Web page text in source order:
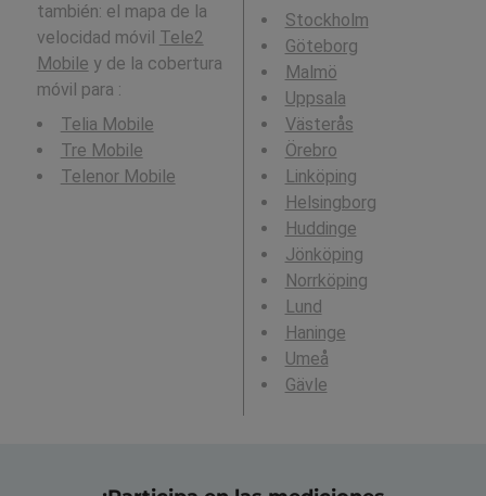
también: el mapa de la
velocidad móvil Tele2
Mobile y de la cobertura
móvil para :
Telia Mobile
Tre Mobile
Telenor Mobile
Stockholm
Göteborg
Malmö
Uppsala
Västerås
Örebro
Linköping
Helsingborg
Huddinge
Jönköping
Norrköping
Lund
Haninge
Umeå
Gävle